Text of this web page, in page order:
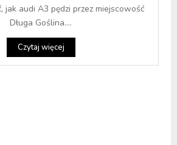
jak audi A3 pędzi przez miejscowość
Długa Goślina....
Czytaj więcej